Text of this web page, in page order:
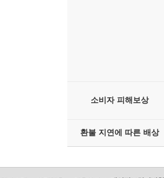
소비자 피해보상
환불 지연에 따른 배상